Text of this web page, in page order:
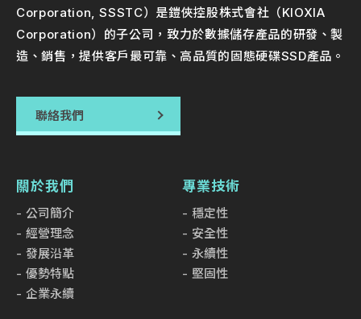
Corporation, SSSTC）是鎧俠控股株式會社（KIOXIA
Corporation）的子公司，致力於數據儲存產品的研發、製
造、銷售，提供客戶最可靠、高品質的固態硬碟SSD產品。
聯絡我們
關於我們
公司簡介
經營理念
發展沿革
優勢特點
企業永續
專業技術
穩定性
安全性
永續性
堅固性